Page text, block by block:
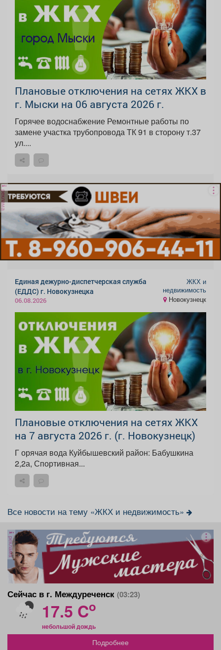
Плановые отключения на сетях ЖКХ в
г. Мыски на 06 августа 2026 г.
Горячее водоснабжение Ремонтные работы по
замене участка трубопровода ТК 91 в сторону т.37
ул....
реклама
Единая дежурно-диспетчерская служба
(ЕДДС) г. Новокузнецка
06.08.2026
ЖКХ и
недвижимость
Новокузнецк
Плановые отключения на сетях ЖКХ
на 7 августа 2026 г. (г. Новокузнецк)
Г орячая вода Куйбышевский район: Бабушкина
2,2а, Спортивная...
Все новости на тему «ЖКХ и недвижимость»
реклама
Сейчас в г. Междуреченск (03:23)
17.5 Co
небольшой дождь
Подробнее